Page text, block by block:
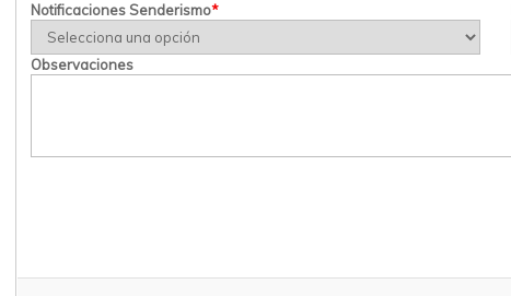
Notificaciones Senderismo*
Observaciones